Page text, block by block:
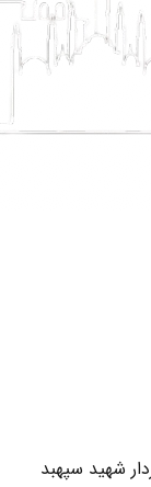
شهید سپهبد